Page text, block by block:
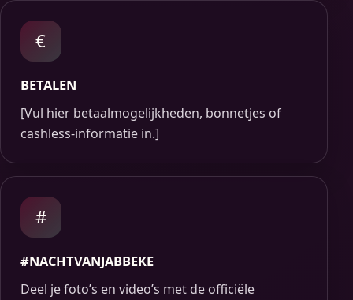
€
BETALEN
[Vul hier betaalmogelijkheden, bonnetjes of
cashless-informatie in.]
#
#NACHTVANJABBEKE
Deel je foto’s en video’s met de officiële